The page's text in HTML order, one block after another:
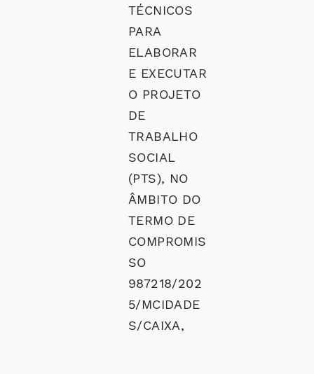
TÉCNICOS
PARA
ELABORAR
E EXECUTAR
O PROJETO
DE
TRABALHO
SOCIAL
(PTS), NO
ÂMBITO DO
TERMO DE
COMPROMIS
SO
987218/202
5/MCIDADE
S/CAIXA,